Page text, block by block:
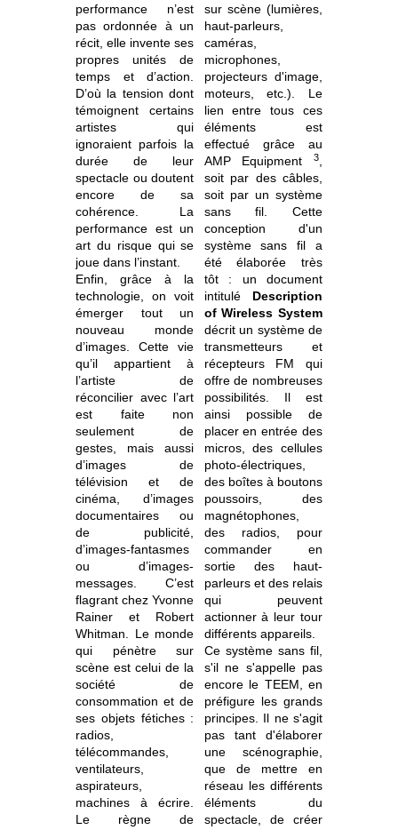
performance n’est
pas ordonnée à un
récit, elle invente ses
propres unités de
temps et d’action.
D’où la tension dont
témoignent certains
artistes qui
ignoraient parfois la
durée de leur
spectacle ou doutent
encore de sa
cohérence. La
performance est un
art du risque qui se
joue dans l’instant.
Enfin, grâce à la
technologie, on voit
émerger tout un
nouveau monde
d’images. Cette vie
qu’il appartient à
l’artiste de
réconcilier avec l’art
est faite non
seulement de
gestes, mais aussi
d’images de
télévision et de
cinéma, d’images
documentaires ou
de publicité,
d’images-fantasmes
ou d’images-
messages. C’est
flagrant chez Yvonne
Rainer et Robert
Whitman. Le monde
qui pénètre sur
scène est celui de la
société de
consommation et de
ses objets fétiches :
radios,
télécommandes,
ventilateurs,
aspirateurs,
machines à écrire.
Le règne de
sur scène (lumières,
haut-parleurs,
caméras,
microphones,
projecteurs d'image,
moteurs, etc.). Le
lien entre tous ces
éléments est
effectué grâce au
AMP Equipment
3
soit par des câbles,
soit par un système
sans fil. Cette
conception d'un
système sans fil a
été élaborée très
tôt : un document
intitulé Description
of Wireless System
décrit un système de
transmetteurs et
récepteurs FM qui
offre de nombreuses
possibilités. Il est
ainsi possible de
placer en entrée des
micros, des cellules
photo-électriques,
des boîtes à boutons
poussoirs, des
magnétophones,
des radios, pour
commander en
sortie des haut-
parleurs et des relais
qui peuvent
actionner à leur tour
différents appareils.
Ce système sans fil,
s'il ne s'appelle pas
encore le TEEM, en
préfigure les grands
principes. Il ne s'agit
pas tant d'élaborer
une scénographie,
que de mettre en
réseau les différents
éléments du
spectacle, de créer